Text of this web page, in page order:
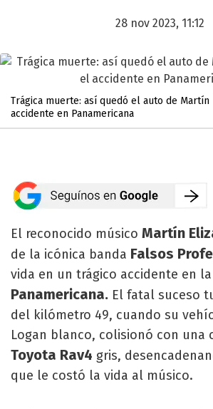
28 nov 2023, 11:12
Trágica muerte: así quedó el auto de
accidente en Panamericana
El reconocido músico Martín
de la icónica banda Falsos
vida en un trágico accidente en
Panamericana. El fatal suceso
del kilómetro 49, cuando su
Logan blanco, colisionó con una
Toyota Rav4 gris,
que le costó la vida al músico.